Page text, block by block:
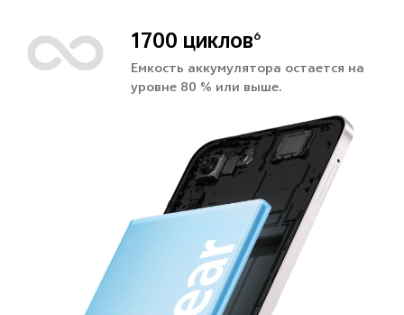
1700 циклов6
Емкость аккумулятора остается на
уровне 80 % или выше.